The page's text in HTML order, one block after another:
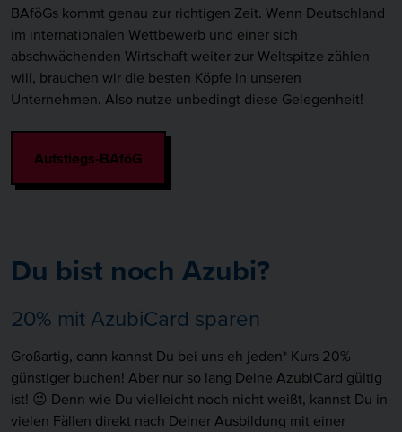
Außenhandel, Logistik, Einzelhandel, Immobilienwirtschaft
oder ganz allgemein in Handel, Wirtschaft oder Technik.
Was kann ich tun, wenn ich mich für die
Du solltest natürlich zuerst wissen, wo Deine beruflichen
Handelskammer Hamburg gerne weiter. Die Handelskammer
BAföGs kommt genau zur richtigen Zeit. Wenn Deutschland
im internationalen Wettbewerb und einer sich
abschwächenden Wirtschaft weiter zur Weltspitze zählen
will, brauchen wir die besten Köpfe in unseren
Unternehmen. Also nutze unbedingt diese Gelegenheit!
Aufstiegs-BAföG
Du bist noch Azubi?
20% mit AzubiCard sparen
Großartig, dann kannst Du bei uns eh jeden* Kurs 20%
günstiger buchen! Aber nur so lang Deine AzubiCard gültig
ist! 😉 Denn wie Du vielleicht noch nicht weißt, kannst Du in
vielen Fällen direkt nach Deiner Ausbildung mit einer